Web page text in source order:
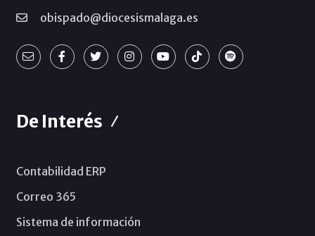
obispado@diocesismalaga.es
De Interés
Contabilidad ERP
Correo 365
Sistema de información